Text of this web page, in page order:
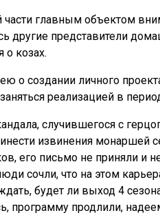
части главным объектом
другие представители
о козах.
о создании личного
реализацией в
случившегося с
извинения
его письмо не приняли и
сочли, что на этом
будет ли выход 4
программу продлили,